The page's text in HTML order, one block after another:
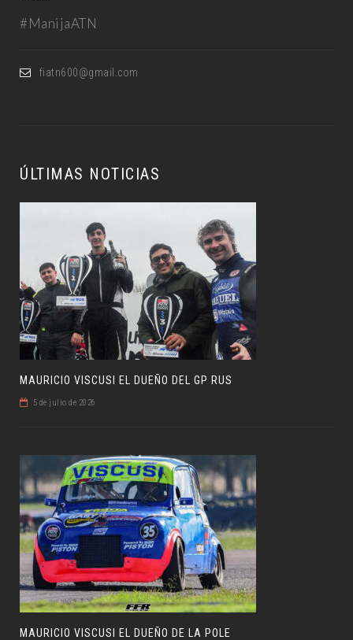
#ManijaATN
fiatn600@gmail.com
ÚLTIMAS NOTICIAS
MAURICIO VISCUSI EL DUEÑO DEL GP RUS
5 de julio de 2026
MAURICIO VISCUSI EL DUEÑO DE LA POLE